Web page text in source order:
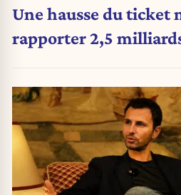
Une hausse du ticket
rapporter 2,5